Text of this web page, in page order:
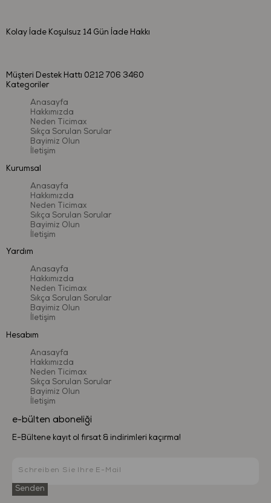
Kolay İade Koşulsuz 14 Gün İade Hakkı
Müşteri Destek Hattı 0212 706 3460
Kategoriler
Anasayfa
Hakkımızda
Neden Ticimax
Sıkça Sorulan Sorular
Bayimiz Olun
İletişim
Kurumsal
Anasayfa
Hakkımızda
Neden Ticimax
Sıkça Sorulan Sorular
Bayimiz Olun
İletişim
Yardım
Anasayfa
Hakkımızda
Neden Ticimax
Sıkça Sorulan Sorular
Bayimiz Olun
İletişim
Hesabım
Anasayfa
Hakkımızda
Neden Ticimax
Sıkça Sorulan Sorular
Bayimiz Olun
İletişim
e-bülten aboneliği
E-Bültene kayıt ol fırsat & indirimleri kaçırma!
Senden